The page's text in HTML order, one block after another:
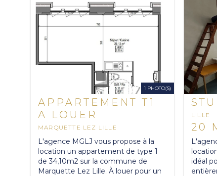
1 PHOTO(S)
APPARTEMENT T1
A LOUER
MARQUETTE LEZ LILLE
34.1 M 2
L'agence MGLJ vous propose à la
location un appartement de type 1
de 34,10m2 sur la commune de
Marquette Lez Lille. À louer pour un
LILLE
20
idéal